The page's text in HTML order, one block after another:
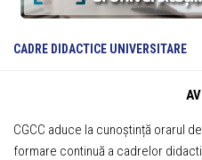
CADRE DIDACTICE UNIVERSITARE
CGCC aduce la cunoștință orarul
formare continuă a cadrelor